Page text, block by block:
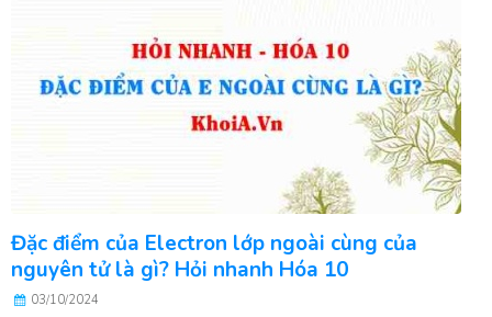
Đặc điểm của Electron lớp ngoài cùng của
nguyên tử là gì? Hỏi nhanh Hóa 10
03/10/2024